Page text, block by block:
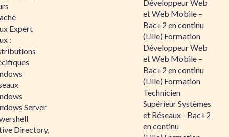
Expert
:
Server
Directory,
Développeur Web
et Web Mobile –
Bac+2 en continu
(Lille) Formation
Développeur Web
et Web Mobile –
Bac+2 en continu
(Lille) Formation
Technicien
Supérieur Systèmes
et Réseaux - Bac+2
en continu